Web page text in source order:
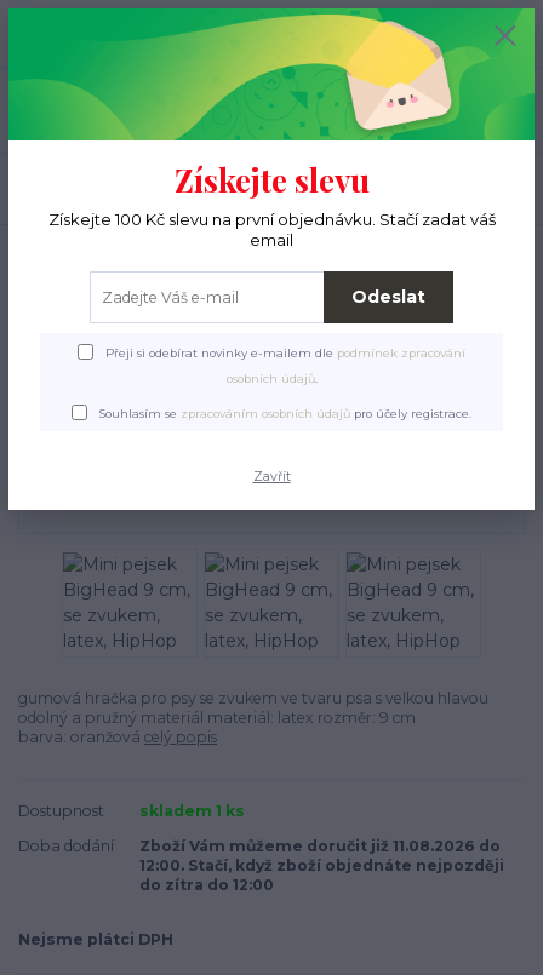
Menu
(Po-Pá, 9-15 hod.)
0 ks
0 Kč
Latex, TPR, vinyl, guma
cm, se zvukem, latex, HipHop
Mini pejsek BigHead 9 cm,
se zvukem, latex, HipHop
gumová hračka pro psy se zvukem ve tvaru psa s velkou hlavou
odolný a pružný materiál materiál: latex rozměr: 9 cm
barva: oranžová celý popis
Dostupnost
skladem 1 ks
Doba dodání
Zboží Vám můžeme doručit již 11.08.2026 do
12:00. Stačí, když zboží objednáte nejpozději
do zítra do 12:00
Nejsme plátci DPH
Získejte slevu
Získejte 100 Kč slevu na první objednávku. Stačí zadat váš
email
Odeslat
Přeji si odebírat novinky e-mailem dle podmínek zpracování
osobních údajů.
Souhlasím se zpracováním osobních údajů pro účely registrace.
Zavřít